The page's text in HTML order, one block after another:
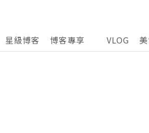
星級博客 博客專享 VLOG